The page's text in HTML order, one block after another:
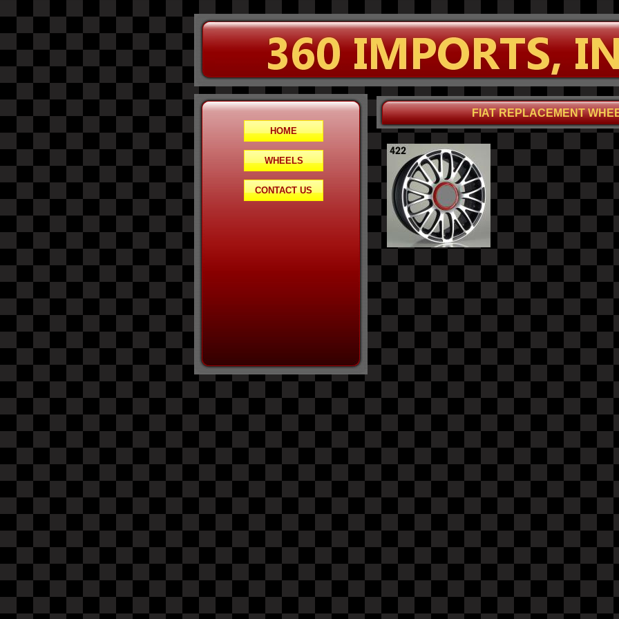
FIAT REPLACEMENT
HOME
WHEELS
CONTACT US